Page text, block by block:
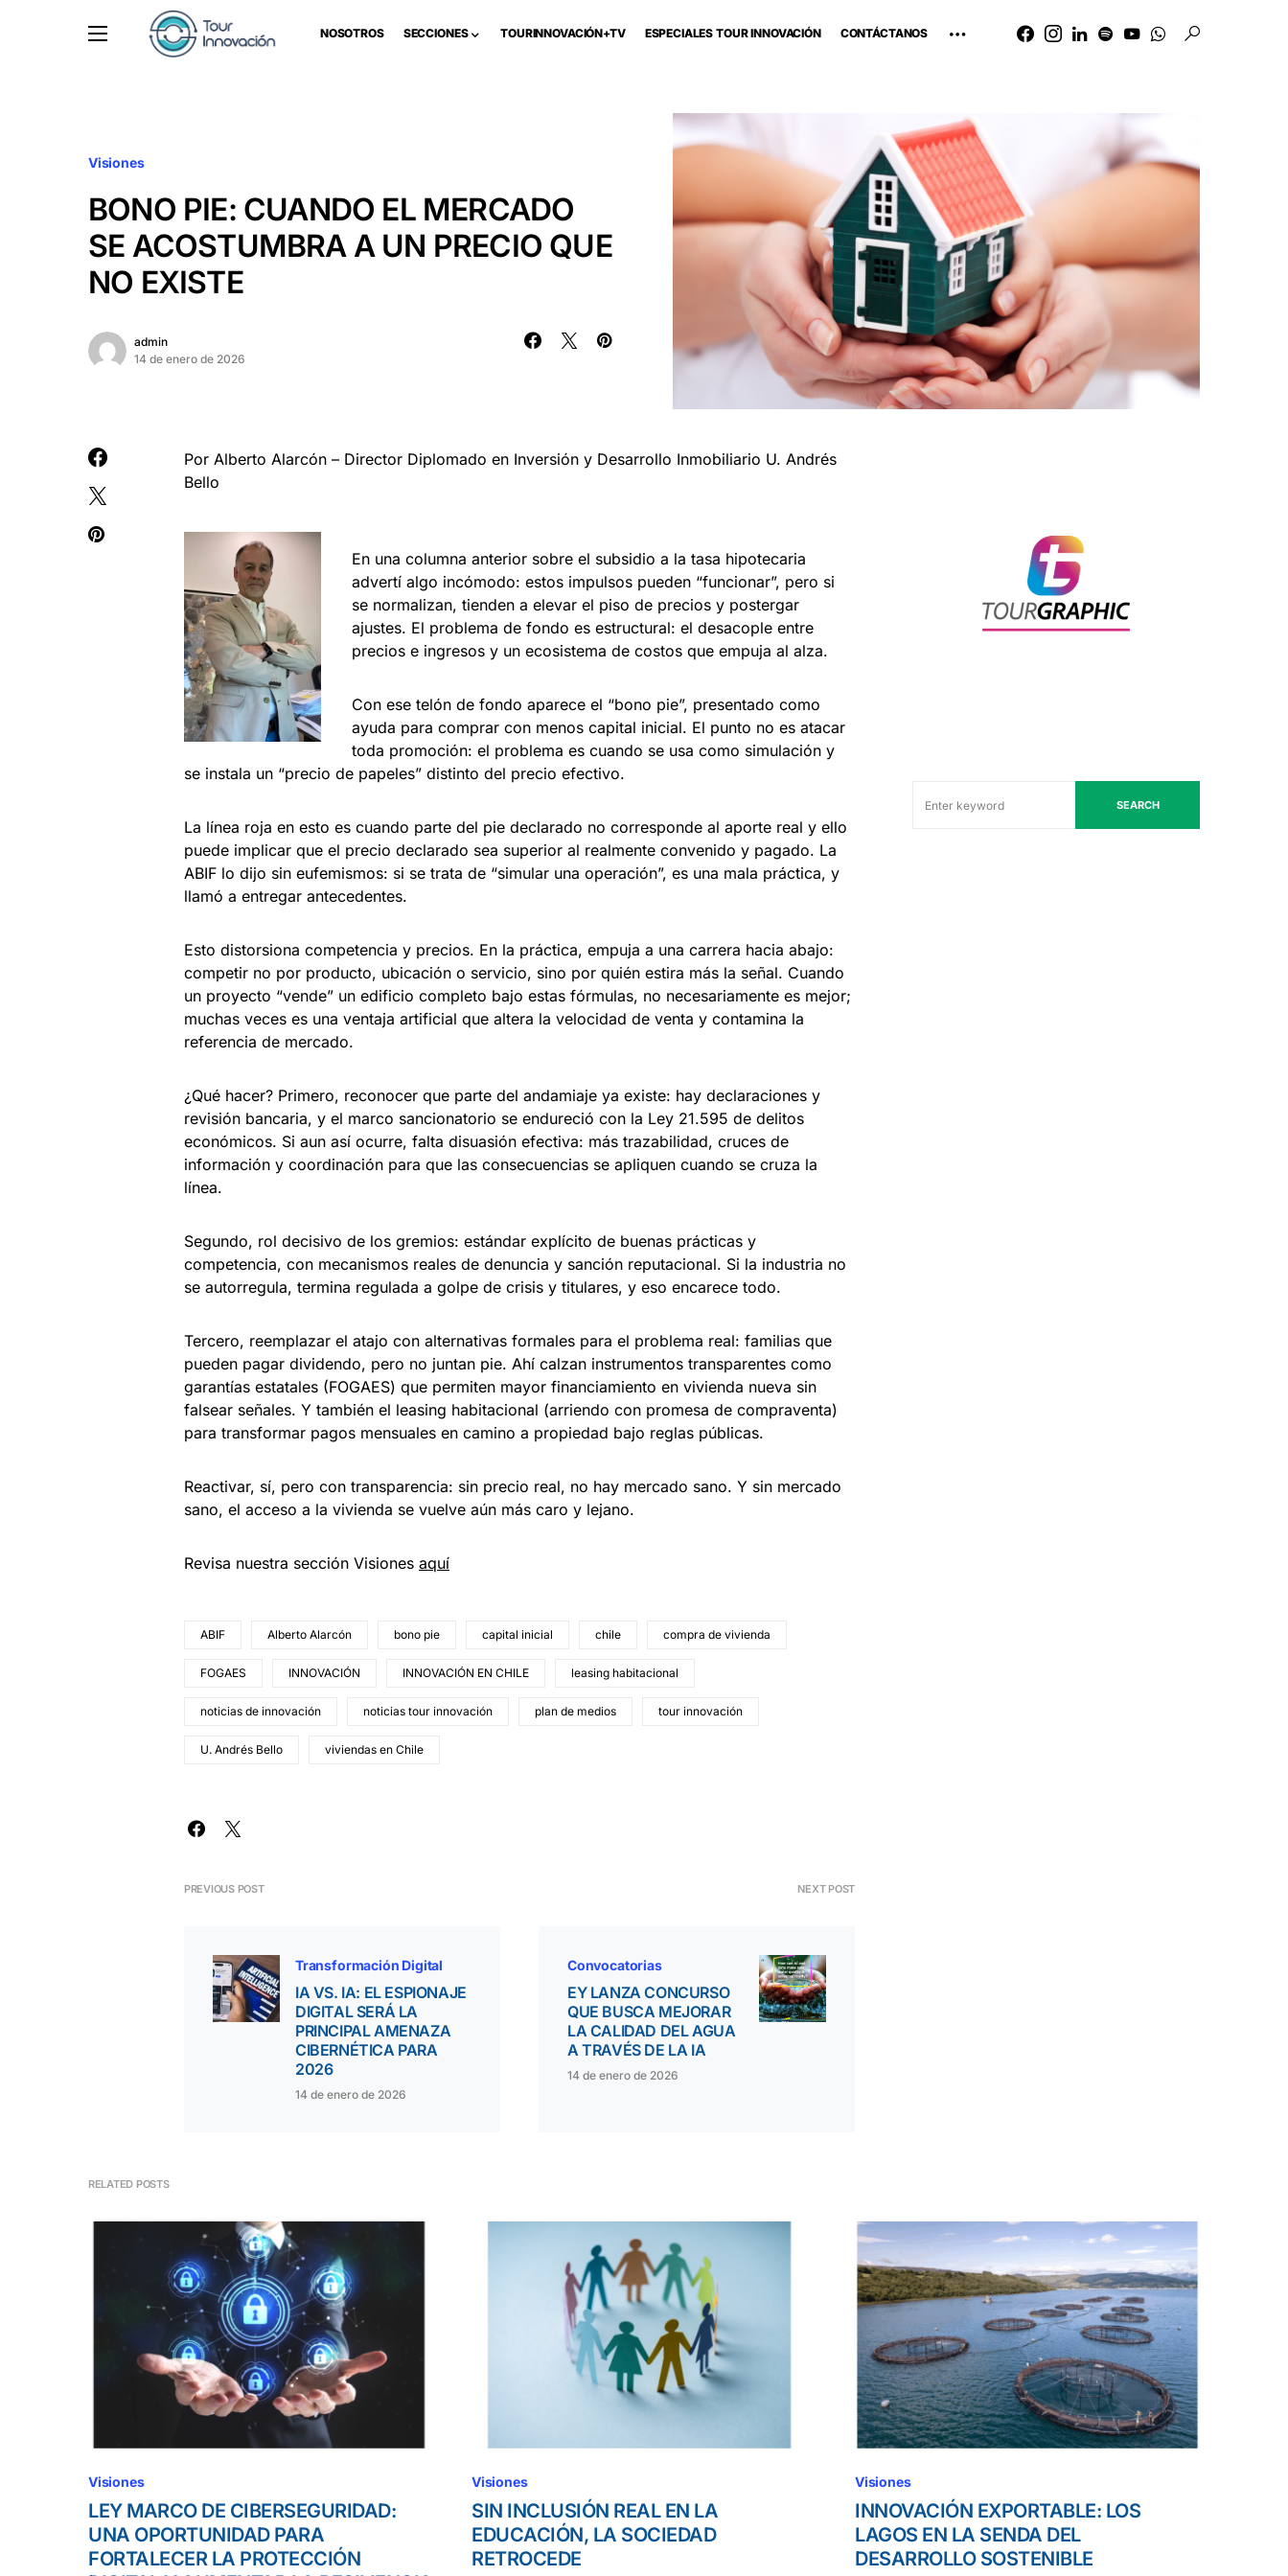
NOSOTROS SECCIONES TOURINNOVACIÓN+TV ESPECIALES TOUR INNOVACIÓN CONTÁCTANOS
Visiones
BONO PIE: CUANDO EL MERCADO
SE ACOSTUMBRA A UN PRECIO QUE
NO EXISTE
admin
14 de enero de 2026
Por Alberto Alarcón – Director Diplomado en Inversión y Desarrollo Inmobiliario U. Andrés
Bello
En una columna anterior sobre el subsidio a la tasa hipotecaria
advertí algo incómodo: estos impulsos pueden “funcionar”, pero si
se normalizan, tienden a elevar el piso de precios y postergar
ajustes. El problema de fondo es estructural: el desacople entre
precios e ingresos y un ecosistema de costos que empuja al alza.
Con ese telón de fondo aparece el “bono pie”, presentado como
ayuda para comprar con menos capital inicial. El punto no es atacar
toda promoción: el problema es cuando se usa como simulación y
se instala un “precio de papeles” distinto del precio efectivo.
La línea roja en esto es cuando parte del pie declarado no corresponde al aporte real y ello
puede implicar que el precio declarado sea superior al realmente convenido y pagado. La
ABIF lo dijo sin eufemismos: si se trata de “simular una operación”, es una mala práctica, y
llamó a entregar antecedentes.
Esto distorsiona competencia y precios. En la práctica, empuja a una carrera hacia abajo:
competir no por producto, ubicación o servicio, sino por quién estira más la señal. Cuando
un proyecto “vende” un edificio completo bajo estas fórmulas, no necesariamente es mejor;
muchas veces es una ventaja artificial que altera la velocidad de venta y contamina la
referencia de mercado.
¿Qué hacer? Primero, reconocer que parte del andamiaje ya existe: hay declaraciones y
revisión bancaria, y el marco sancionatorio se endureció con la Ley 21.595 de delitos
económicos. Si aun así ocurre, falta disuasión efectiva: más trazabilidad, cruces de
información y coordinación para que las consecuencias se apliquen cuando se cruza la
línea.
Segundo, rol decisivo de los gremios: estándar explícito de buenas prácticas y
competencia, con mecanismos reales de denuncia y sanción reputacional. Si la industria no
se autorregula, termina regulada a golpe de crisis y titulares, y eso encarece todo.
Tercero, reemplazar el atajo con alternativas formales para el problema real: familias que
pueden pagar dividendo, pero no juntan pie. Ahí calzan instrumentos transparentes como
garantías estatales (FOGAES) que permiten mayor financiamiento en vivienda nueva sin
falsear señales. Y también el leasing habitacional (arriendo con promesa de compraventa)
para transformar pagos mensuales en camino a propiedad bajo reglas públicas.
Reactivar, sí, pero con transparencia: sin precio real, no hay mercado sano. Y sin mercado
sano, el acceso a la vivienda se vuelve aún más caro y lejano.
Revisa nuestra sección Visiones aquí
ABIF Alberto Alarcón bono pie capital inicial chile compra de vivienda
FOGAES INNOVACIÓN INNOVACIÓN EN CHILE leasing habitacional
noticias de innovación noticias tour innovación plan de medios tour innovación
U. Andrés Bello viviendas en Chile
PREVIOUS POST
Transformación Digital
IA VS. IA: EL ESPIONAJE
DIGITAL SERÁ LA
PRINCIPAL AMENAZA
CIBERNÉTICA PARA
2026
14 de enero de 2026
NEXT POST
Convocatorias
EY LANZA CONCURSO
QUE BUSCA MEJORAR
LA CALIDAD DEL AGUA
A TRAVÉS DE LA IA
14 de enero de 2026
SEARCH
RELATED POSTS
Visiones
LEY MARCO DE CIBERSEGURIDAD:
UNA OPORTUNIDAD PARA
FORTALECER LA PROTECCIÓN
Visiones
SIN INCLUSIÓN REAL EN LA
EDUCACIÓN, LA SOCIEDAD
RETROCEDE
Visiones
INNOVACIÓN EXPORTABLE: LOS
LAGOS EN LA SENDA DEL
DESARROLLO SOSTENIBLE